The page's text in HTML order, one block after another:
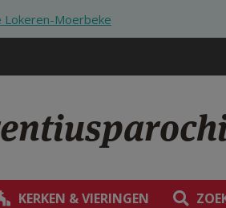
Lokeren-Moerbeke
KERKEN & VIERINGEN